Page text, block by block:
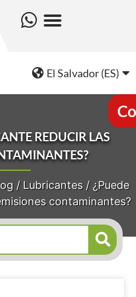
El Salvador (ES)
REDUCIR LAS
/ Lubricantes/ ¿Puede
contaminantes?